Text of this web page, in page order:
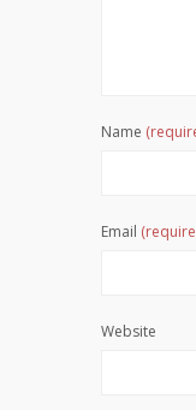
Name
Email
Website